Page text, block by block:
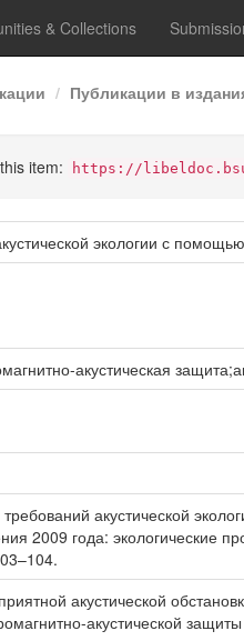
& Collections
Публикации в
item: https://
экологии с
акустическая
акустической
2009 года:
акустической
акустической